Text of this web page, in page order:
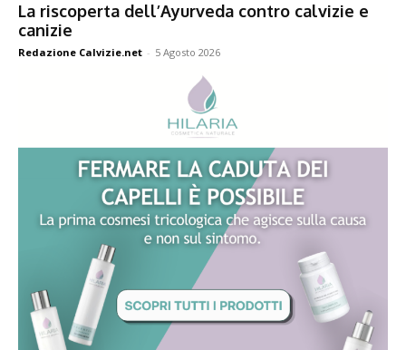
La riscoperta dell’Ayurveda contro calvizie e
canizie
Redazione Calvizie.net - 5 Agosto 2026